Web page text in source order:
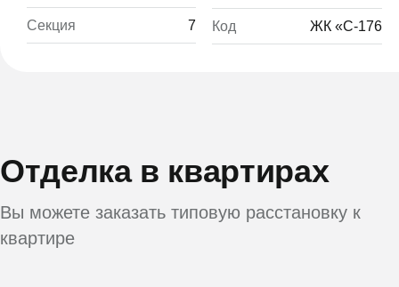
Секция 7 Код ЖК «С-176
Отделка в квартирах
Вы можете заказать типовую расстановку к
квартире